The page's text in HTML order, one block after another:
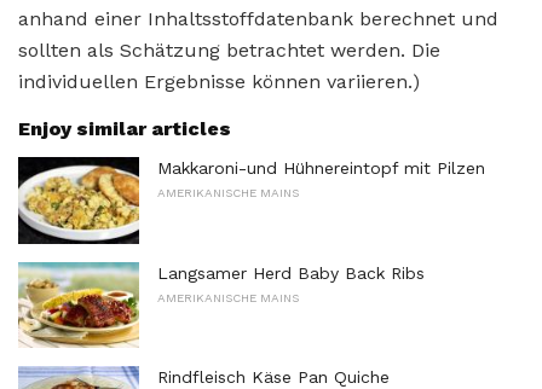
anhand einer Inhaltsstoffdatenbank berechnet und
sollten als Schätzung betrachtet werden. Die
individuellen Ergebnisse können variieren.)
Enjoy similar articles
Makkaroni-und Hühnereintopf mit Pilzen
AMERIKANISCHE MAINS
Langsamer Herd Baby Back Ribs
AMERIKANISCHE MAINS
Rindfleisch Käse Pan Quiche